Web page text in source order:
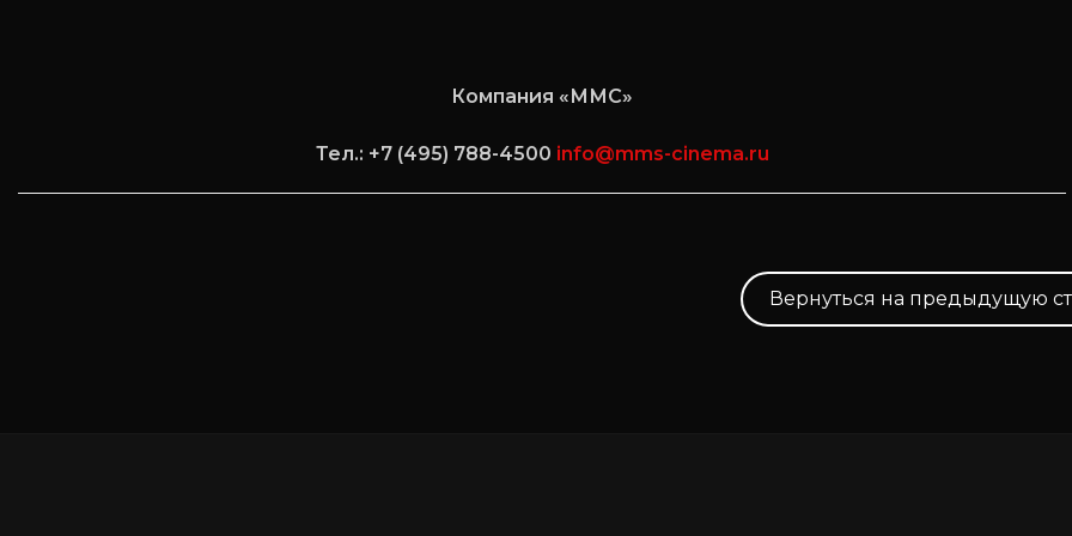
Компания «ММС»
Тел.: +7 (495) 788-4500 info@mms-cinema.ru
Вернуться на предыдущую